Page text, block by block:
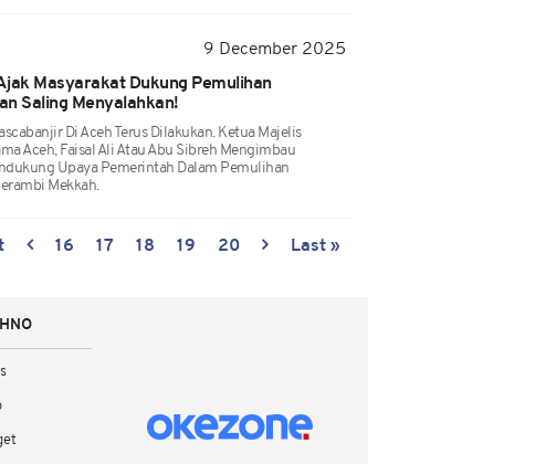
9 December 2025
Masyarakat Dukung Pemulihan
Saling Menyalahkan!
Di Aceh Terus Dilakukan. Ketua Majelis
Aceh, Faisal Ali Atau Abu Sibreh Mengimbau
Upaya Pemerintah Dalam Pemulihan
Mekkah.
16 17 18 19 20 Last »